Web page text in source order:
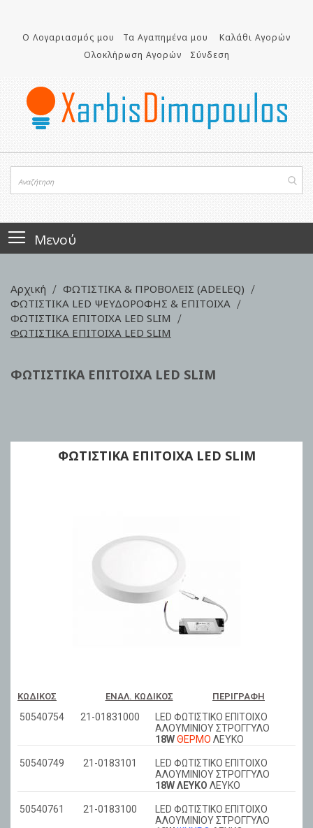
περιεχόμενο
Ο Λογαριασμός μου Τα Αγαπημένα μου
Καλάθι Αγορών
Ολοκλήρωση Αγορών
Σύνδεση
Μενού
Αρχική
ΦΩΤΙΣΤΙΚΑ & ΠΡΟΒΟΛΕΙΣ (ADELEQ)
ΦΩΤΙΣΤΙΚΑ LED ΨΕΥΔΟΡΟΦΗΣ & ΕΠΙΤΟΙΧΑ
ΦΩΤΙΣΤΙΚΑ ΕΠΙΤΟΙΧΑ LED SLIM
ΦΩΤΙΣΤΙΚΑ ΕΠΙΤΟΙΧΑ LED SLIM
ΦΩΤΙΣΤΙΚΑ ΕΠΙΤΟΙΧΑ LED SLIM
ΦΩΤΙΣΤΙΚΑ ΕΠΙΤΟΙΧΑ LED SLIM
ΚΩΔΙΚΌΣ ΕΝΑΛ. ΚΩΔΙΚΌΣ ΠΕΡΙΓΡΑΦΉ
50540754 21-01831000
LED ΦΩΤΙΣΤΙΚΟ ΕΠΙΤΟΙΧΟ
ΑΛΟΥΜΙΝΙΟΥ ΣΤΡΟΓΓΥΛΟ
18WΘΕΡΜΟ ΛΕΥΚΟ
50540749 21-0183101
LED ΦΩΤΙΣΤΙΚΟ ΕΠΙΤΟΙΧΟ
ΑΛΟΥΜΙΝΙΟΥ ΣΤΡΟΓΓΥΛΟ
18W ΛΕΥΚΟ ΛΕΥΚΟ
50540761 21-0183100
LED ΦΩΤΙΣΤΙΚΟ ΕΠΙΤΟΙΧΟ
ΑΛΟΥΜΙΝΙΟΥ ΣΤΡΟΓΓΥΛΟ